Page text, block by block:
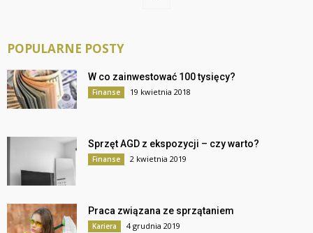
POPULARNE POSTY
W co zainwestować 100 tysięcy?
Finanse 19 kwietnia 2018
Sprzęt AGD z ekspozycji – czy warto?
Finanse 2 kwietnia 2019
Praca związana ze sprzątaniem
Kariera 4 grudnia 2019